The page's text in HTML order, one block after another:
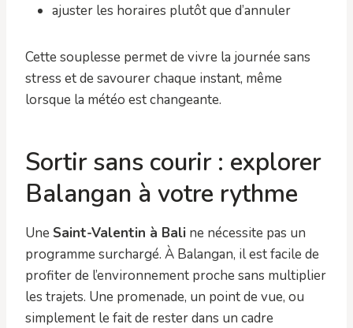
ajuster les horaires plutôt que d’annuler
Cette souplesse permet de vivre la journée sans
stress et de savourer chaque instant, même
lorsque la météo est changeante.
Sortir sans courir : explorer
Balangan à votre rythme
Une Saint-Valentin à Bali ne nécessite pas un
programme surchargé. À Balangan, il est facile de
profiter de l’environnement proche sans multiplier
les trajets. Une promenade, un point de vue, ou
simplement le fait de rester dans un cadre